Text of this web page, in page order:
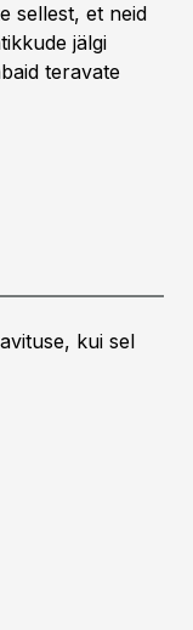
sellest, et neid
jälgi
teravate
kui sel